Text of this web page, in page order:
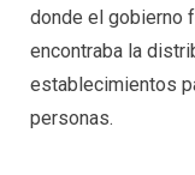
donde el gobierno
encontraba la
establecimientos
personas.